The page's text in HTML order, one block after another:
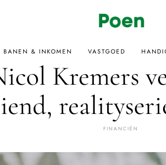
BANEN & INKOMEN VASTGOED
Kremers
FINANCIËN